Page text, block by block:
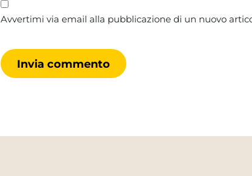
Avvertimi via email alla pubblicazione di un nuovo